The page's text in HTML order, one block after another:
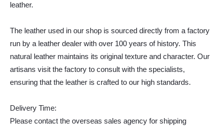
leather.
The leather used in our shop is sourced directly from a factory
run by a leather dealer with over 100 years of history. This
natural leather maintains its original texture and character. Our
artisans visit the factory to consult with the specialists,
ensuring that the leather is crafted to our high standards.
Delivery Time:
Please contact the overseas sales agency for shipping